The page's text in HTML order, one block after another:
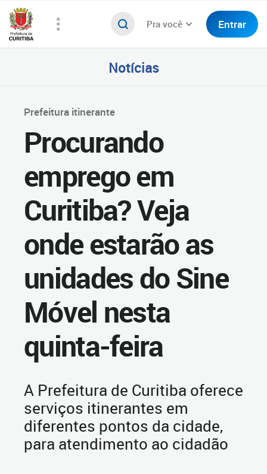
Pra você Entrar
Notícias
Prefeitura itinerante
Procurando
emprego em
Curitiba? Veja
onde estarão as
unidades do Sine
Móvel nesta
quinta-feira
A Prefeitura de Curitiba oferece
serviços itinerantes em
diferentes pontos da cidade,
para atendimento ao cidadão